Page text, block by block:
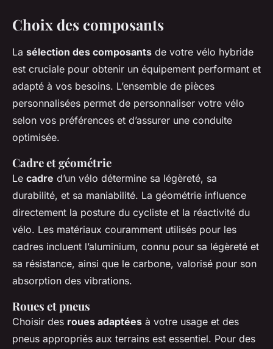
Choix des composants
La sélection des composants de votre vélo hybride
est cruciale pour obtenir un équipement performant et
adapté à vos besoins. L’ensemble de pièces
personnalisées permet de personnaliser votre vélo
selon vos préférences et d’assurer une conduite
optimisée.
Cadre et géométrie
Le cadre d’un vélo détermine sa légèreté, sa
durabilité, et sa maniabilité. La géométrie influence
directement la posture du cycliste et la réactivité du
vélo. Les matériaux couramment utilisés pour les
cadres incluent l’aluminium, connu pour sa légèreté et
sa résistance, ainsi que le carbone, valorisé pour son
absorption des vibrations.
Roues et pneus
Choisir des roues adaptées à votre usage et des
pneus appropriés aux terrains est essentiel. Pour des